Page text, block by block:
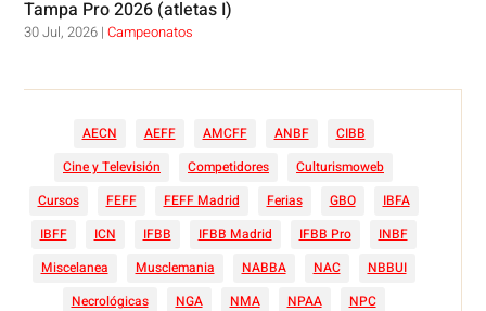
Tampa Pro 2026 (atletas I)
30 Jul, 2026 |Campeonatos
AECN AEFF AMCFF ANBF
CIBB
Cine y Televisión
Competidores
Culturismoweb
Cursos
FEFF FEFF Madrid Ferias GBO
IBFA
IBFF
ICN IFBB IFBB Madrid IFBB Pro
INBF
Miscelanea
Musclemania NABBA NAC
NBBUI
Necrológicas
NGA NMA NPAA
NPC